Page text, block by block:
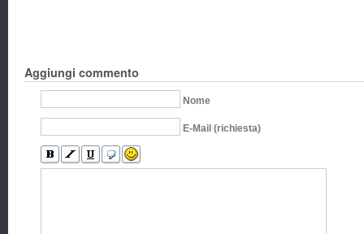
Aggiungi commento
Nome
E-Mail (richiesta)